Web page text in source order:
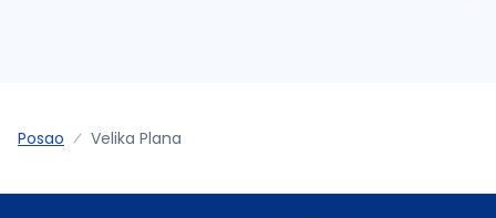
Posao Velika Plana